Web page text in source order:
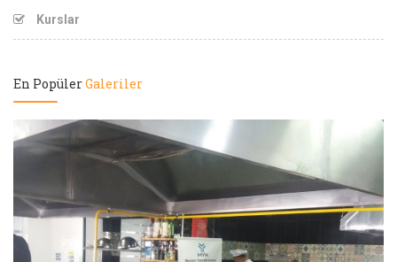
Kurslar
En PopülerGaleriler